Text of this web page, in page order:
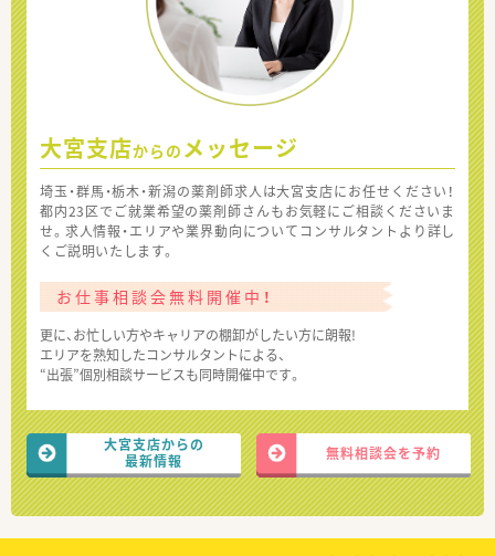
大宮支店からの メッセージ
埼玉・群馬・栃木・新潟の薬剤師求人は大宮支店にお任せください！
都内23区でご就業希望の薬剤師さんもお気軽にご相談くださいま
せ。求人情報・エリアや業界動向についてコンサルタントより詳し
くご説明いたします。
お仕事相談会無料開催中！
更に、お忙しい方やキャリアの棚卸がしたい方に朗報!
エリアを熟知したコンサルタントによる、
“出張”個別相談サービスも同時開催中です。
大宮支店からの
最新情報
無料相談会を予約